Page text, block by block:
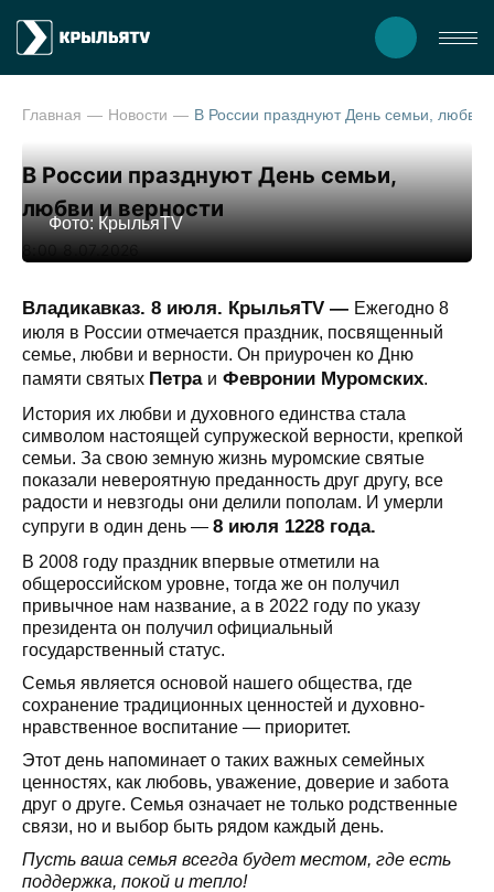
Главная Новости
В России празднуют День семьи,
любви и верности
8:00 8.07.2026
Фото: КрыльяTV
Владикавказ. 8 июля. КрыльяTV — Ежегодно 8
июля в России отмечается праздник, посвященный
семье, любви и верности. Он приурочен ко Дню
памяти святых Петра и Февронии Муромских.
История их любви и духовного единства стала
символом настоящей супружеской верности, крепкой
семьи. За свою земную жизнь муромские святые
показали невероятную преданность друг другу, все
радости и невзгоды они делили пополам. И умерли
супруги в один день — 8 июля 1228 года.
В 2008 году праздник впервые отметили на
общероссийском уровне, тогда же он получил
привычное нам название, а в 2022 году по указу
президента он получил официальный
государственный статус.
Семья является основой нашего общества, где
сохранение традиционных ценностей и духовно-
нравственное воспитание — приоритет.
Этот день напоминает о таких важных семейных
ценностях, как любовь, уважение, доверие и забота
друг о друге. Семья означает не только родственные
связи, но и выбор быть рядом каждый день.
Пусть ваша семья всегда будет местом, где есть
поддержка, покой и тепло!